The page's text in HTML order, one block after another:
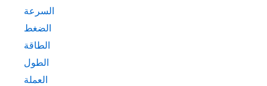
السرعة
الضغط
الطاقة
الطول
العملة